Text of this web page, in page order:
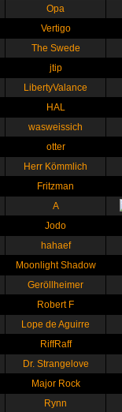
Opa
Vertigo
The Swede
jtip
LibertyValance
HAL
wasweissich
otter
Herr Kömmlich
Fritzman
A
Jodo
hahaef
Moonlight Shadow
Geröllheimer
Robert F
Lope de Aguirre
RiffRaff
Dr. Strangelove
Major Rock
Rynn